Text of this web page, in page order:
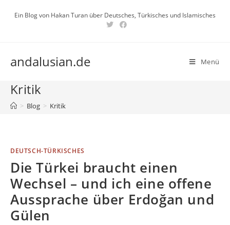
InhaltEin Blog von Hakan Turan über Deutsches, Türkisches und Islamisches
andalusian.de Menü
Kritik
> Blog > Kritik
DEUTSCH-TÜRKISCHES
Die Türkei braucht einen
Wechsel – und ich eine offene
Aussprache über Erdoğan und
Gülen